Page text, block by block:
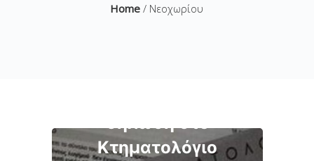
Home / Νεοχωρίου
δήλωση στο
Κτηματολόγιο